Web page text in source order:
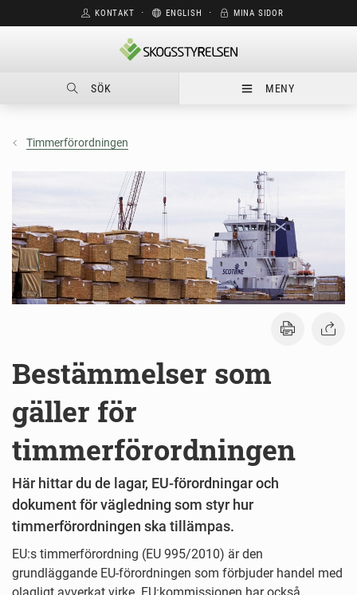
KONTAKT ⋅ ENGLISH ⋅ MINA SIDOR
SÖK MENY
Timmerförordningen
Bestämmelser som
gäller för
timmerförordningen
Här hittar du de lagar, EU-förordningar och
dokument för vägledning som styr hur
timmerförordningen ska tillämpas.
EU:s timmerförordning (EU 995/2010) är den
grundläggande EU-förordningen som förbjuder handel med